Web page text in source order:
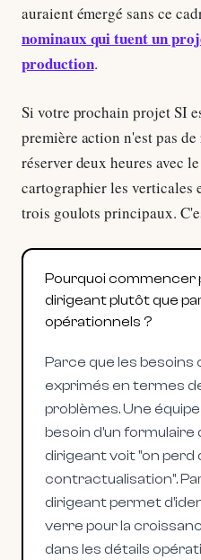
auraient émergé sans ce
nominaux qui tuent un
production.
Si votre prochain projet SI
première action n'est pas
réserver deux heures avec
cartographier les verticales
trois goulots principaux.
Pourquoi commencer
dirigeant plutôt que
opérationnels ?
Parce que les
exprimés en termes
problèmes. Une
besoin d'un formulaire
dirigeant voit "on perd
contractualisation".
dirigeant permet
verre pour la
dans les détails